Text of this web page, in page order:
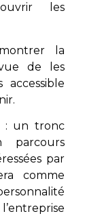
les
la
de les
: un tronc
parcours
par
comme